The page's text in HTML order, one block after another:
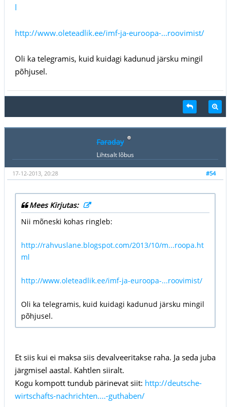
l
http://www.oleteadlik.ee/imf-ja-euroopa-...roovimist/
Oli ka telegramis, kuid kuidagi kadunud järsku mingil
põhjusel.
Faraday
Lihtsalt lõbus
#54
17-12-2013, 20:28
Mees Kirjutas:
Nii mõneski kohas ringleb:
http://rahvuslane.blogspot.com/2013/10/m...roopa.ht
ml
http://www.oleteadlik.ee/imf-ja-euroopa-...roovimist/
Oli ka telegramis, kuid kuidagi kadunud järsku mingil
põhjusel.
Et siis kui ei maksa siis devalveeritakse raha. Ja seda juba
järgmisel aastal. Kahtlen siiralt.
Kogu kompott tundub pärinevat siit: http://deutsche-
wirtschafts-nachrichten....-guthaben/